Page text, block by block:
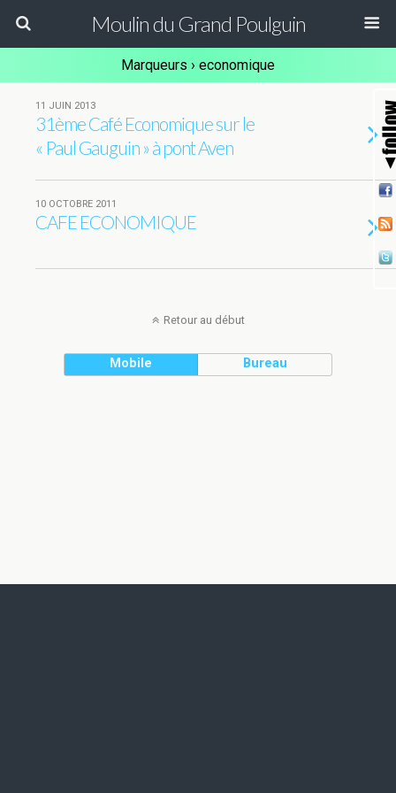
Moulin du Grand Poulguin
Marqueurs › economique
11 JUIN 2013
31ème Café Economique sur le
« Paul Gauguin » à pont Aven
10 OCTOBRE 2011
CAFE ECONOMIQUE
Retour au début
Mobile Bureau